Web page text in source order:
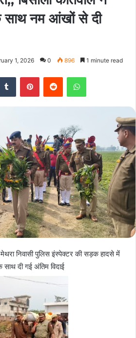
साथ नम आंखों से दी
1, 2026 0 896 1 minute read
Tumblr PinterestReddit WhatsApp
मेथरा निवासी पुलिस इंस्पेक्टर की सड़क हादसे में
दी गई अंतिम विदाई